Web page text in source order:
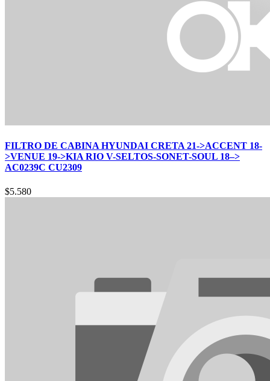
FILTRO DE CABINA HYUNDAI CRETA 21->ACCENT 18-
>VENUE 19->KIA RIO V-SELTOS-SONET-SOUL 18–>
AC0239C CU2309
$5.580